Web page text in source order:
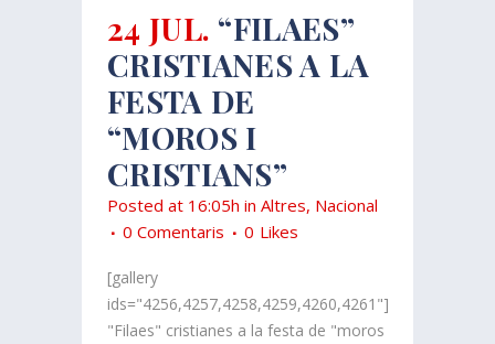
24 JUL. “FILAES”
CRISTIANES A LA
FESTA DE
“MOROS I
CRISTIANS”
Posted at 16:05h in Altres, Nacional
0 Comentaris
0 Likes
[gallery
ids="4256,4257,4258,4259,4260,4261"]
"Filaes" cristianes a la festa de "moros